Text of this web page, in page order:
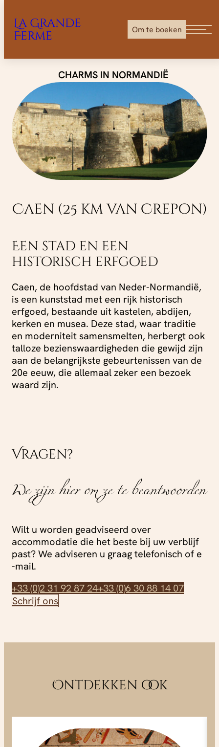
inhoud
La Grande
Ferme
Om te boeken
CHARMS IN NORMANDIË
Caen (25 km van Crepon)
Een stad en een
historisch erfgoed
Caen, de hoofdstad van Neder-Normandië,
is een kunststad met een rijk historisch
erfgoed, bestaande uit kastelen, abdijen,
kerken en musea. Deze stad, waar traditie
en moderniteit samensmelten, herbergt ook
talloze bezienswaardigheden die gewijd zijn
aan de belangrijkste gebeurtenissen van de
20e eeuw, die allemaal zeker een bezoek
waard zijn.
Vragen?
We zijn hier om ze te beantwoorden
Wilt u worden geadviseerd over
accommodatie die het beste bij uw verblijf
past? We adviseren u graag telefonisch of e
-mail.
+33 (0)2 31 92 87 24+33 (0)6 30 88 14 07
Schrijf ons
Ontdekken ook